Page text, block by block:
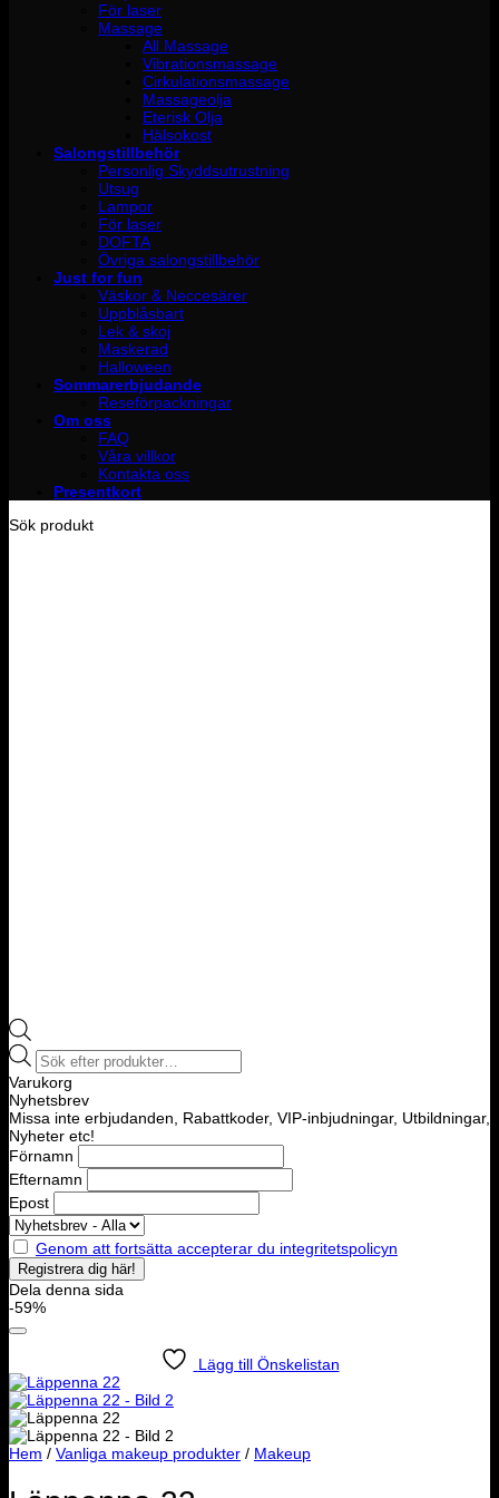
För laser
Massage
All Massage
Vibrationsmassage
Cirkulationsmassage
Massageolja
Eterisk Olja
Hälsokost
Salongstillbehör
Personlig Skyddsutrustning
Utsug
Lampor
För laser
DOFTA
Övriga salongstillbehör
Just for fun
Väskor & Neccesärer
Uppblåsbart
Lek & skoj
Maskerad
Halloween
Sommarerbjudande
Reseförpackningar
Om oss
FAQ
Våra villkor
Kontakta oss
Presentkort
Sök produkt
Products
search
Varukorg
Nyhetsbrev
Missa inte erbjudanden, Rabattkoder, VIP-inbjudningar, Utbildningar,
Nyheter etc!
Förnamn
Efternamn
Epost
Genom att fortsätta accepterar du integritetspolicyn
Dela denna sida
-59%
Lägg till Önskelistan
Hem / Vanliga makeup produkter / Makeup